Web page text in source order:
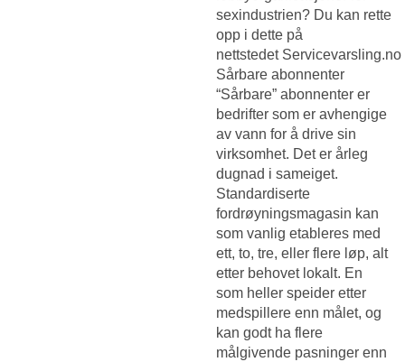
sexindustrien? Du kan rette
opp i dette på
nettstedet Servicevarsling.no
Sårbare abonnenter
“Sårbare” abonnenter er
bedrifter som er avhengige
av vann for å drive sin
virksomhet. Det er årleg
dugnad i sameiget.
Standardiserte
fordrøyningsmagasin kan
som vanlig etableres med
ett, to, tre, eller flere løp, alt
etter behovet lokalt. En
som heller speider etter
medspillere enn målet, og
kan godt ha flere
målgivende pasninger enn